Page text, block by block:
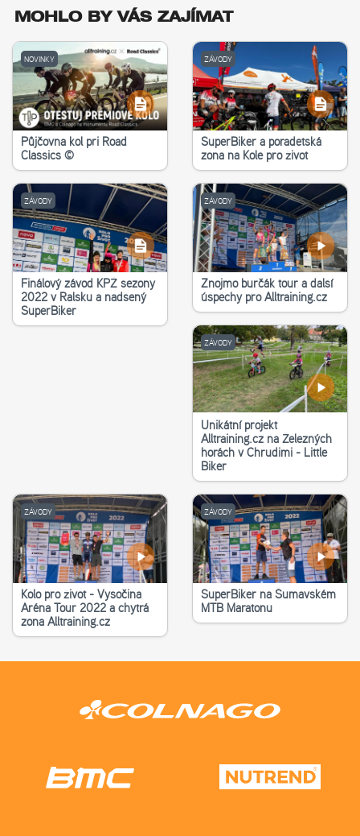
MOHLO BY VÁS ZAJÍMAT
NOVINKY
Půjčovna kol při Road
Classics ©
ZÁVODY
SuperBiker a poradetská
zona na Kole pro život
ZÁVODY
Finálový závod KPŽ sezony
2022 v Ralsku a nadšený
SuperBiker
ZÁVODY
Znojmo burčák tour a další
úspěchy pro Alltraining.cz
ZÁVODY
Unikátní projekt
Alltraining.cz na Železných
horách v Chrudimi - Little
Biker
ZÁVODY
Kolo pro život - Vysočina
Aréna Tour 2022 a chytrá
zona Alltraining.cz
ZÁVODY
SuperBiker na Šumavském
MTB Maratonu